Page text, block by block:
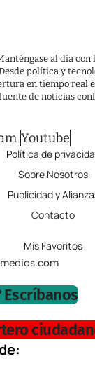
al día
política y
en tiempo real
de noticias
Youtube
Política de
Sobre Nosotros
Publicidad y
Contácto
Mis Favoritos
Escríbanos